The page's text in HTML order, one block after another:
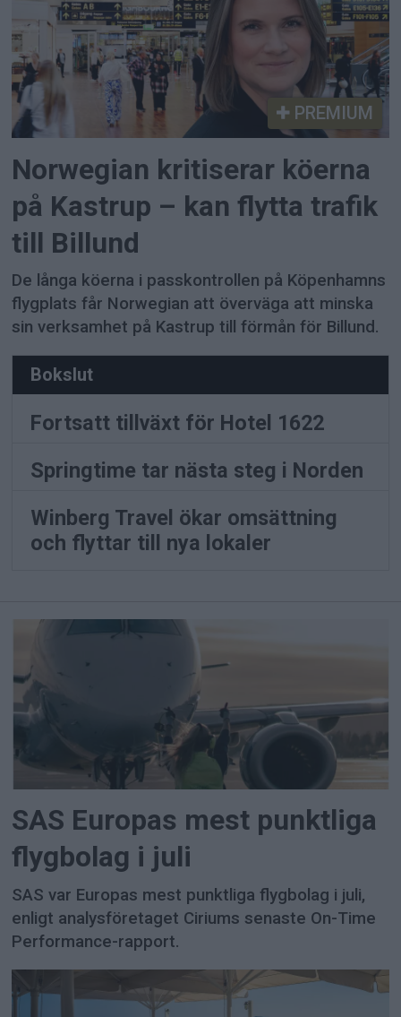
PREMIUM
Norwegian kritiserar köerna
på Kastrup – kan flytta trafik
till Billund
De långa köerna i passkontrollen på Köpenhamns
flygplats får Norwegian att överväga att minska
sin verksamhet på Kastrup till förmån för Billund.
Bokslut
Fortsatt tillväxt för Hotel 1622
Springtime tar nästa steg i Norden
Winberg Travel ökar omsättning
och flyttar till nya lokaler
SAS Europas mest punktliga
flygbolag i juli
SAS var Europas mest punktliga flygbolag i juli,
enligt analysföretaget Ciriums senaste On-Time
Performance-rapport.